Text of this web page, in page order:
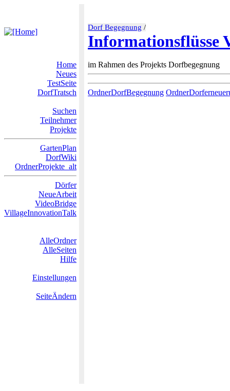
Dorf Begegnung /
Informationsflüsse
Home
Neues
TestSeite
DorfTratsch
Suchen
Teilnehmer
Projekte
GartenPlan
DorfWiki
OrdnerProjekte_alt
Dörfer
NeueArbeit
VideoBridge
VillageInnovationTalk
AlleOrdner
AlleSeiten
Hilfe
Einstellungen
SeiteÄndern
im Rahmen des Projekts Dorfbegegnung
OrdnerDorfBegegnung